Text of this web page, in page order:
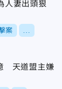
人妻出頭狠
案
天道盟主嫌